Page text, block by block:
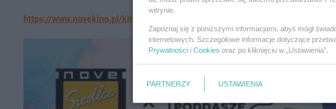
https://www.novekino.pl/kina/siedlce/wiadomosci.php?id=1770
witrynie.
Zapoznaj się z poniższymi informacjami, abyś mógł
internetowych. Szczegółowe informacje dotyczące
Prywatności i Cookies oraz po kliknięciu w „Ustawienia”.
PARTNERZY USTAWIENIA